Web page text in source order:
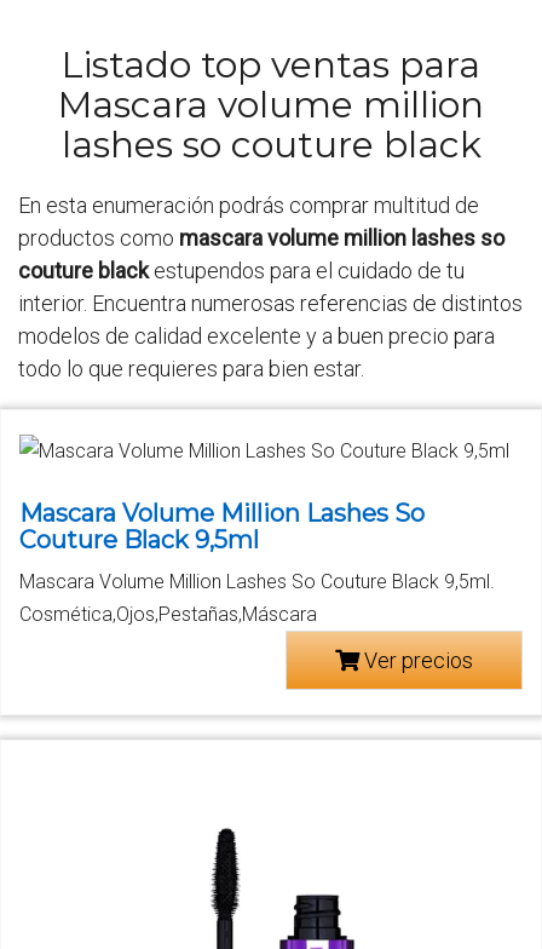
Listado top ventas para
Mascara volume million
lashes so couture black
En esta enumeración podrás comprar multitud de
productos como mascara volume million lashes so
couture blackestupendos para el cuidado de tu
interior. Encuentra numerosas referencias de distintos
modelos de calidad excelente y a buen precio para
todo lo que requieres para bien estar.
Mascara Volume Million Lashes So
Couture Black 9,5ml
Mascara Volume Million Lashes So Couture Black 9,5ml.
Cosmética,Ojos,Pestañas,Máscara
Ver precios